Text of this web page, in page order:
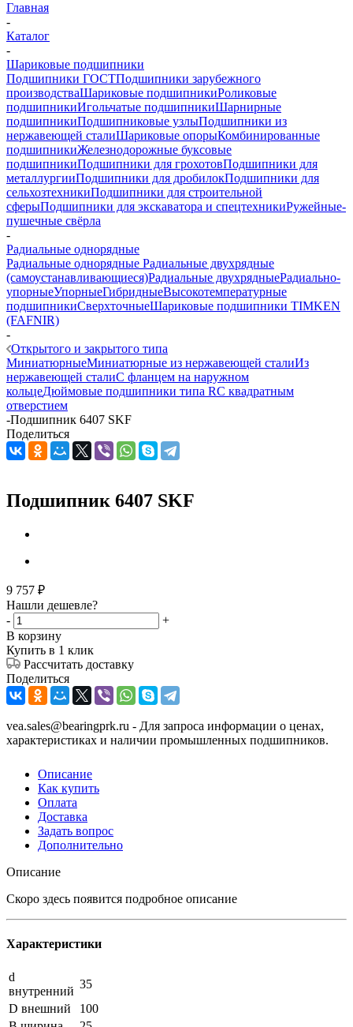
Главная
-
Каталог
-
Шариковые подшипники
Подшипники ГОСТПодшипники зарубежного
производстваШариковые подшипникиРоликовые
подшипникиИгольчатые подшипникиШарнирные
подшипникиПодшипниковые узлыПодшипники из
нержавеющей сталиШариковые опорыКомбинированные
подшипникиЖелезнодорожные буксовые
подшипникиПодшипники для грохотовПодшипники для
металлургииПодшипники для дробилокПодшипники для
сельхозтехникиПодшипники для строительной
сферыПодшипники для экскаватора и спецтехникиРужейные-
пушечные свёрла
-
Радиальные однорядные
Радиальные однорядные Радиальные двухрядные
(самоустанавливающиеся)Радиальные двухрядныеРадиально-
упорныеУпорныеГибридныеВысокотемпературные
подшипникиСверхточныеШариковые подшипники TIMKEN
(FAFNIR)
-
Открытого и закрытого типа
МиниатюрныеМиниатюрные из нержавеющей сталиИз
нержавеющей сталиС фланцем на наружном
кольцеДюймовые подшипники типа RС квадратным
отверстием
-Подшипник 6407 SKF
Поделиться
Подшипник 6407 SKF
9 757 ₽
Нашли дешевле?
-
+
В корзину
Купить в 1 клик
Рассчитать доставку
Поделиться
vea.sales@bearingprk.ru - Для запроса информации о ценах,
характеристиках и наличии промышленных подшипников.
Описание
Как купить
Оплата
Доставка
Задать вопрос
Дополнительно
Описание
Скоро здесь появится подробное описание
Характеристики
d
внутренний
35
D внешний
100